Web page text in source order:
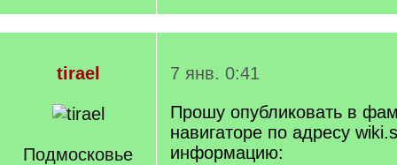
tirael
Подмосковье
7 янв. 0:41
Прошу опубликовать в
навигаторе по адресу
информацию: